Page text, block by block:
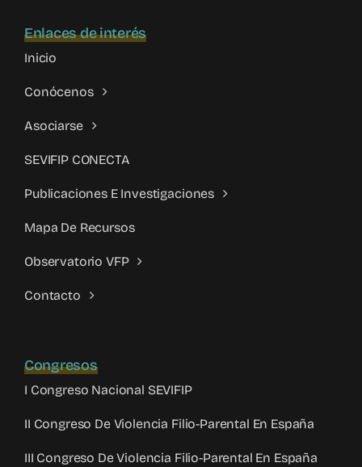
Enlaces de interés
Inicio
Conócenos
Asociarse
SEVIFIP CONECTA
Publicaciones E Investigaciones
Mapa De Recursos
Observatorio VFP
Contacto
Congresos
I Congreso Nacional SEVIFIP
II Congreso De Violencia Filio-Parental En España
III Congreso De Violencia Filio-Parental En España